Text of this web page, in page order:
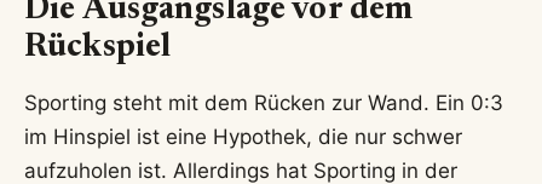
Die Ausgangslage vor dem
Rückspiel
Sporting steht mit dem Rücken zur Wand. Ein 0:3
im Hinspiel ist eine Hypothek, die nur schwer
aufzuholen ist. Allerdings hat Sporting in der